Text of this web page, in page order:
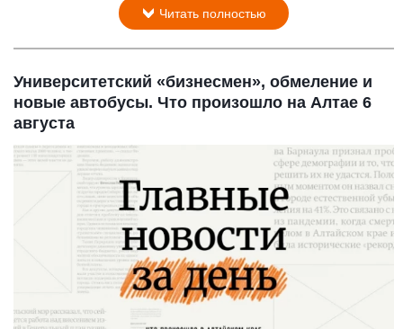
Читать полностью
Университетский «бизнесмен», обмеление и
новые автобусы. Что произошло на Алтае 6
августа